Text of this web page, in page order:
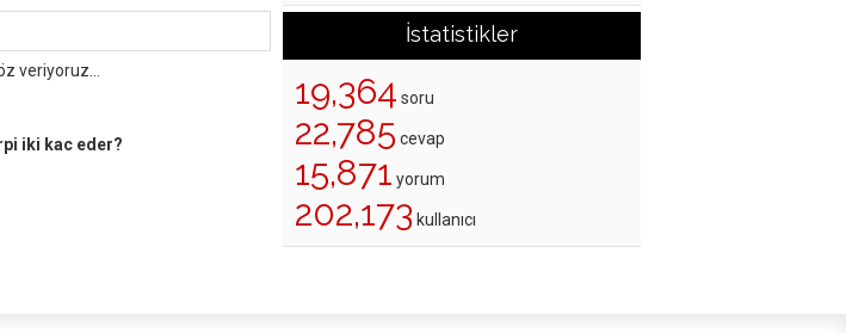
veriyoruz...
iki kac eder?
İstatistikler
19,364 soru
22,785 cevap
15,871 yorum
202,173 kullanıcı